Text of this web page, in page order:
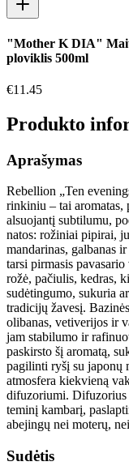
"Mother K DIA"
ploviklis 500ml
€11.45
Produkto
Aprašymas
Rebellion „Ten
rinkiniu – tai aromatas,
alsuojantį subtilumu,
natos: rožiniai pipirai,
mandarinas, galbanas
tarsi pirmasis
rožė, pačiulis, kedras,
sudėtingumo, sukuria
tradicijų žavesį.
olibanas, vetiverijos ir
jam stabilumo ir
paskirsto šį aromatą,
pagilinti ryšį su japonų
atmosfera kiekvieną
difuzoriumi. Difuzorius
teminį kambarį,
abejingų nei moterų,
Sudėtis